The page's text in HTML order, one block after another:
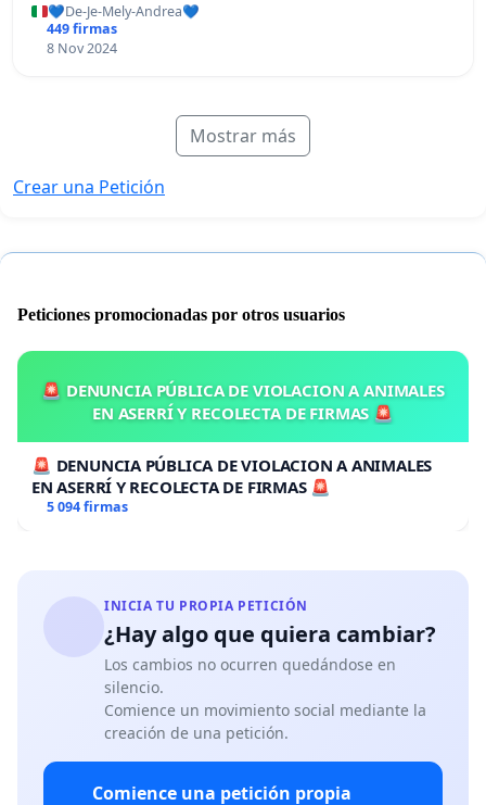
💙De-Je-Mely-Andrea💙
449 firmas
8 Nov 2024
Mostrar más
Crear una Petición
Peticiones promocionadas por otros usuarios
🚨 DENUNCIA PÚBLICA DE VIOLACION A ANIMALES
EN ASERRÍ Y RECOLECTA DE FIRMAS 🚨
🚨 DENUNCIA PÚBLICA DE VIOLACION A ANIMALES
EN ASERRÍ Y RECOLECTA DE FIRMAS 🚨
5 094 firmas
INICIA TU PROPIA PETICIÓN
¿Hay algo que quiera cambiar?
Los cambios no ocurren quedándose en
silencio.
Comience un movimiento social mediante la
creación de una petición.
Comience una petición propia